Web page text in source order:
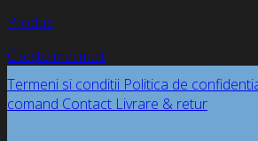
Produs
Citește mai mult
Termeni si conditii Politica de
comand Contact Livrare & retur